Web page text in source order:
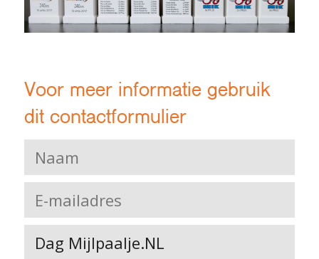
Voor meer informatie gebruik
dit contactformulier